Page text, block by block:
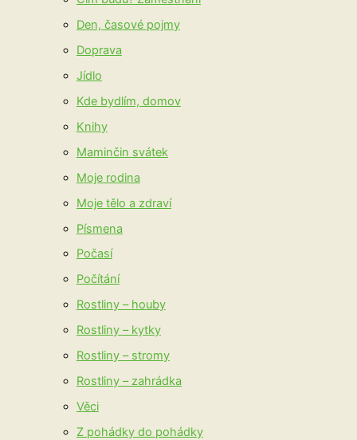
Den, časové pojmy
Doprava
Jídlo
Kde bydlím, domov
Knihy
Maminčin svátek
Moje rodina
Moje tělo a zdraví
Písmena
Počasí
Počítání
Rostliny – houby
Rostliny – kytky
Rostliny – stromy
Rostliny – zahrádka
Věci
Z pohádky do pohádky